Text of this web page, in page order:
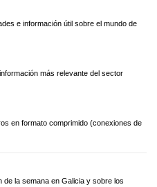
e información útil sobre el mundo de
más relevante del sector
en formato comprimido (conexiones de
de la semana en Galicia y sobre los